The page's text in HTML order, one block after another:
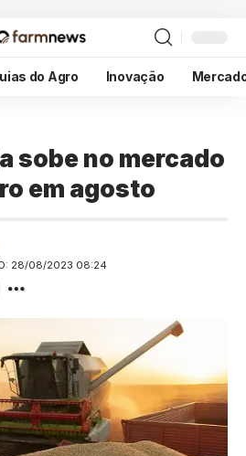
do Agro Inovação
sobe no mercado
em agosto
28/08/2023 08:24